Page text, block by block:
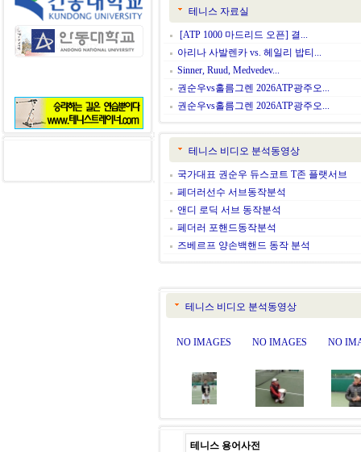
테니스 자료실
[ATP 1000 마드리드 오픈] 결...
아리나 사발렌카 vs. 헤일리 밥티...
Sinner, Ruud, Medvedev...
권순우vs홀름그렌 2026ATP광주오...
권순우vs홀름그렌 2026ATP광주오...
테니스 비디오 분석동영상
국가대표 권순우 듀스코트 T존 플랫서브
페더러선수 서브동작분석
앤디 로딕 서브 동작분석
페더러 포핸드동작분석
즈베르프 양손백핸드 동작 분석
테니스 비디오 분석동영상
NO IMAGES NO IMAGES NO
테니스 용어사전